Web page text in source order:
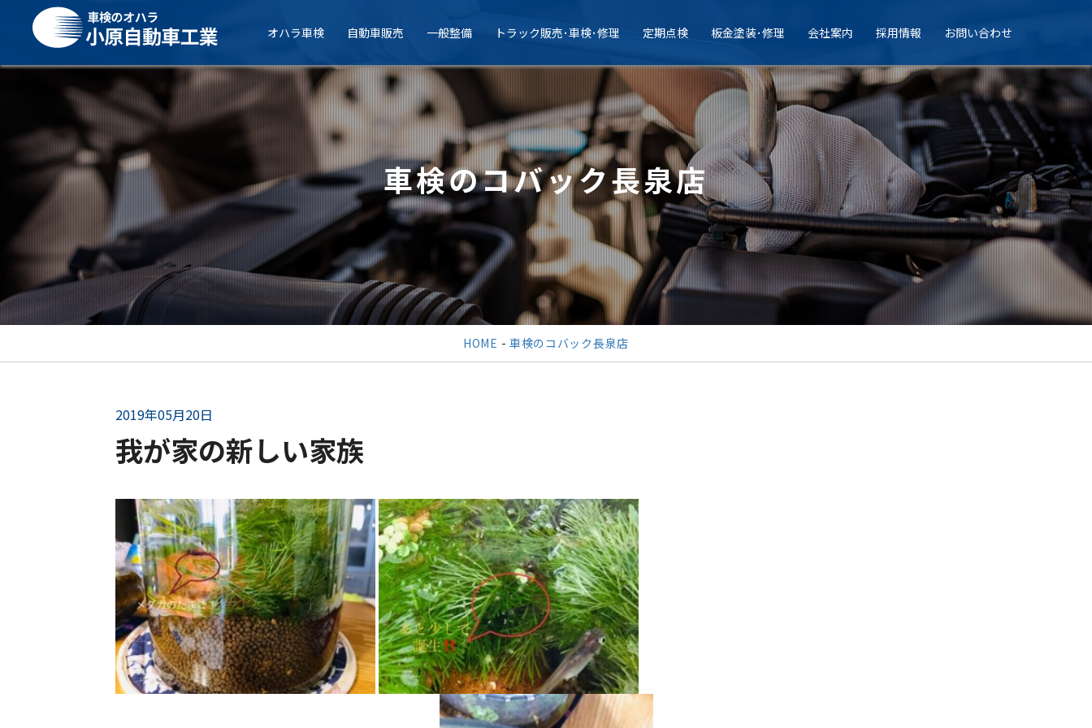
オハラ車検 自動車販売 一般整備 トラック販売･車検･修理 定期点検 板金塗装･修理 会社案内 採用情報 お問い合わせ
車検のコバック長泉店
HOME - 車検のコバック長泉店
2019年05月20日
我が家の新しい家族